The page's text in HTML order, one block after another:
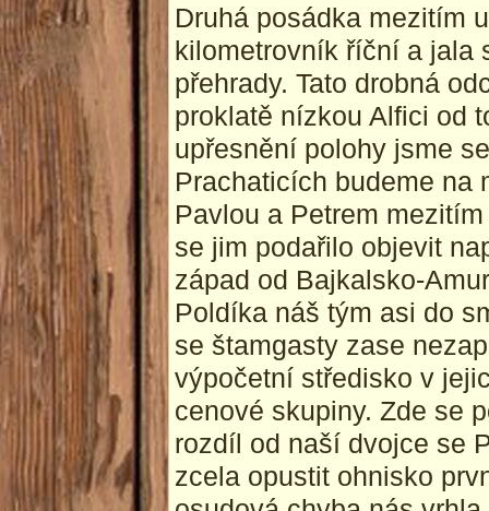
Druhá posádka mezitím
kilometrovník říční a jala
přehrady. Tato drobná
proklatě nízkou Alfici od
upřesnění polohy jsme
Prachaticích budeme na
Pavlou a Petrem
se jim podařilo objevit
západ od Bajkalsko-
Poldíka náš tým asi do
se štamgasty zase
výpočetní středisko v
cenové skupiny. Zde se
rozdíl od naší dvojce se
zcela opustit ohnisko